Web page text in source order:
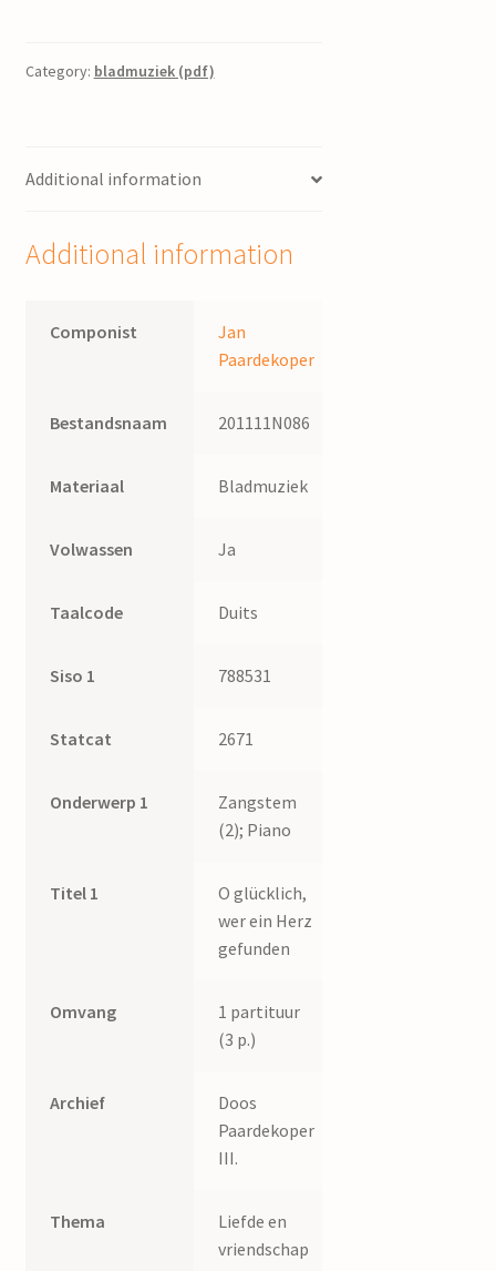
Herz
Paardekoper
Category: bladmuziek (pdf)
Additional information
Additional information
Componist
Jan
Paardekoper
Bestandsnaam 201111N086
Materiaal Bladmuziek
Volwassen Ja
Taalcode Duits
Siso 1 788531
Statcat 2671
Onderwerp 1
Zangstem
(2); Piano
Titel 1
O glücklich,
wer ein Herz
gefunden
Omvang
1 partituur
(3 p.)
Archief
Doos
Paardekoper
III.
Thema
Liefde en
vriendschap